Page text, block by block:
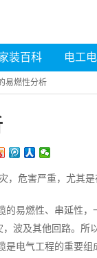
装百科 电工
易燃性分析
，危害严重，尤其
的易燃性、串延性
，波及其他回路。所
是电气工程的重要